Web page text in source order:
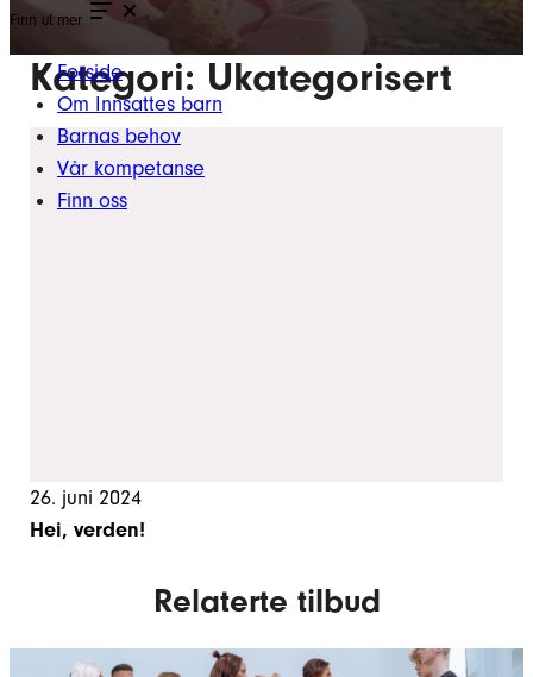
Finn ut mer
Forside
Om Innsattes barn
Barnas behov
Vår kompetanse
Finn oss
Kategori: Ukategorisert
26. juni 2024
Hei, verden!
Relaterte tilbud